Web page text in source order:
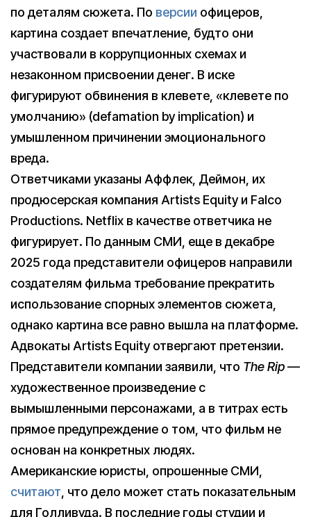
по деталям сюжета. По версии офицеров,
картина создает впечатление, будто они
участвовали в коррупционных схемах и
незаконном присвоении денег. В иске
фигурируют обвинения в клевете, «клевете по
умолчанию» (defamation by implication) и
умышленном причинении эмоционального
вреда.
Ответчиками указаны Аффлек, Деймон, их
продюсерская компания Artists Equity и Falco
Productions. Netflix в качестве ответчика не
фигурирует. По данным СМИ, еще в декабре
2025 года представители офицеров направили
создателям фильма требование прекратить
использование спорных элементов сюжета,
однако картина все равно вышла на платформе.
Адвокаты Artists Equity отвергают претензии.
Представители компании заявили, что The Rip—
художественное произведение с
вымышленными персонажами, а в титрах есть
прямое предупреждение о том, что фильм не
основан на конкретных людях.
Американские юристы, опрошенные СМИ,
считают, что дело может стать показательным
для Голливуда. В последние годы студии и